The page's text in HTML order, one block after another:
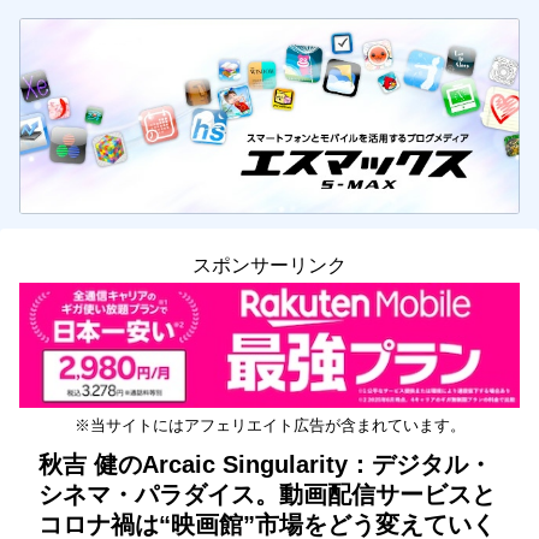
スポンサーリンク
※当サイトにはアフェリエイト広告が含まれています。
秋吉 健のArcaic Singularity：デジタル・
シネマ・パラダイス。動画配信サービスと
コロナ禍は“映画館”市場をどう変えていく